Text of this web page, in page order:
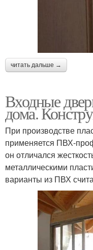
читать дальше →
Входные
дома.
При производстве
применяется ПВХ-
он отличался
металлическими
варианты из ПВХ